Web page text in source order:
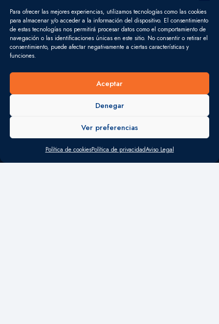
Para ofrecer las mejores experiencias, utilizamos tecnologías como las cookies
para almacenar y/o acceder a la información del dispositivo. El consentimiento
de estas tecnologías nos permitirá procesar datos como el comportamiento de
navegación o las identificaciones únicas en este sitio. No consentir o retirar el
consentimiento, puede afectar negativamente a ciertas características y
funciones.
Aceptar
Denegar
Ver preferencias
Política de cookiesPolítica de privacidadAviso Legal
-
i
n
m
QUIÉNES SOMOS
CONTACTO
BLOG
SERVICIOS
FISCAL
LABORAL